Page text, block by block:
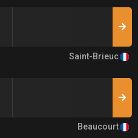
Saint-Brieuc
Beaucourt